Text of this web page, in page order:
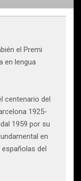
el Premi
en lengua
centenario del
1925-
1959 por su
en
del